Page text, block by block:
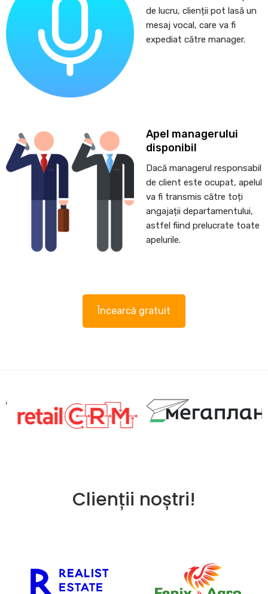
de lucru, clienții pot lasă un
mesaj vocal, care va fi
expediat către manager.
Apel managerului
disponibil
Dacă managerul responsabil
de client este ocupat, apelul
va fi transmis către toți
angajații departamentului,
astfel fiind prelucrate toate
apelurile.
Încearcă gratuit
Clienții noștri!